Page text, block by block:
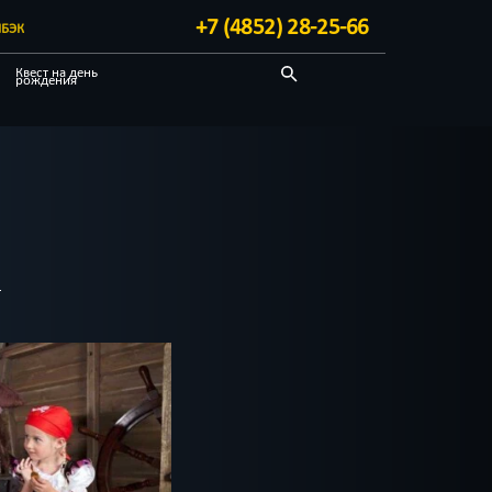
+7 (4852) 28-25-66
Квест на день
рождения